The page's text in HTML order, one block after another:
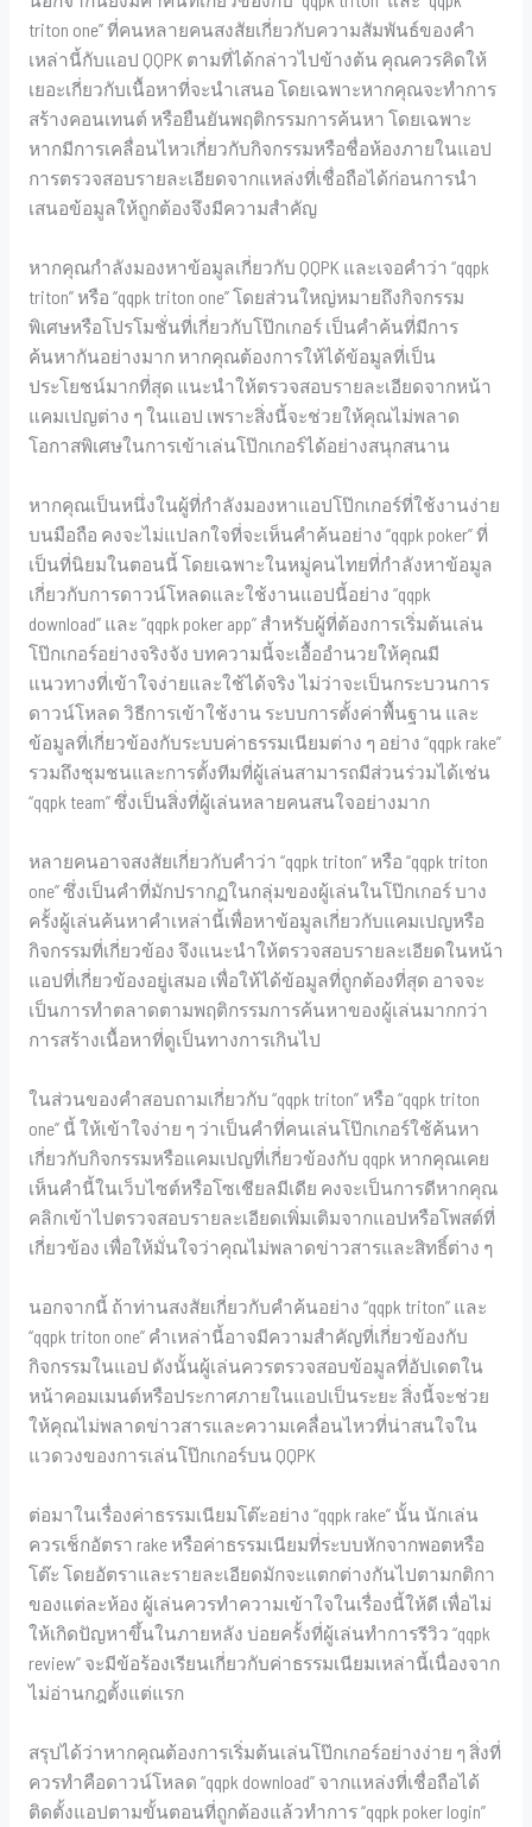
triton one” ที่คนหลายคนสงสัยเกี่ยวกับความสัมพันธ์ของคำ
เหล่านี้กับแอป QQPK ตามที่ได้กล่าวไปข้างต้น คุณควรคิดให้
เยอะเกี่ยวกับเนื้อหาที่จะนำเสนอ โดยเฉพาะหากคุณจะทำการ
สร้างคอนเทนต์ หรือยืนยันพฤติกรรมการค้นหา โดยเฉพาะ
หากมีการเคลื่อนไหวเกี่ยวกับกิจกรรมหรือชื่อห้องภายในแอป
การตรวจสอบรายละเอียดจากแหล่งที่เชื่อถือได้ก่อนการนำ
เสนอข้อมูลให้ถูกต้องจึงมีความสำคัญ
หากคุณกำลังมองหาข้อมูลเกี่ยวกับ QQPK และเจอคำว่า “qqpk
triton” หรือ “qqpk triton one” โดยส่วนใหญ่หมายถึงกิจกรรม
พิเศษหรือโปรโมชั่นที่เกี่ยวกับโป๊กเกอร์ เป็นคำค้นที่มีการ
ค้นหากันอย่างมาก หากคุณต้องการให้ได้ข้อมูลที่เป็น
ประโยชน์มากที่สุด แนะนำให้ตรวจสอบรายละเอียดจากหน้า
แคมเปญต่าง ๆ ในแอป เพราะสิ่งนี้จะช่วยให้คุณไม่พลาด
โอกาสพิเศษในการเข้าเล่นโป๊กเกอร์ได้อย่างสนุกสนาน
หากคุณเป็นหนึ่งในผู้ที่กำลังมองหาแอปโป๊กเกอร์ที่ใช้งานง่าย
บนมือถือ คงจะไม่แปลกใจที่จะเห็นคำค้นอย่าง “qqpk poker” ที่
เป็นที่นิยมในตอนนี้ โดยเฉพาะในหมู่คนไทยที่กำลังหาข้อมูล
เกี่ยวกับการดาวน์โหลดและใช้งานแอปนี้อย่าง “qqpk
download” และ “qqpk poker app” สำหรับผู้ที่ต้องการเริ่มต้นเล่น
โป๊กเกอร์อย่างจริงจัง บทความนี้จะเอื้ออำนวยให้คุณมี
แนวทางที่เข้าใจง่ายและใช้ได้จริง ไม่ว่าจะเป็นกระบวนการ
ดาวน์โหลด วิธีการเข้าใช้งาน ระบบการตั้งค่าพื้นฐาน และ
ข้อมูลที่เกี่ยวข้องกับระบบค่าธรรมเนียมต่าง ๆ อย่าง “qqpk rake”
รวมถึงชุมชนและการตั้งทีมที่ผู้เล่นสามารถมีส่วนร่วมได้เช่น
“qqpk team” ซึ่งเป็นสิ่งที่ผู้เล่นหลายคนสนใจอย่างมาก
หลายคนอาจสงสัยเกี่ยวกับคำว่า “qqpk triton” หรือ “qqpk triton
one” ซึ่งเป็นคำที่มักปรากฏในกลุ่มของผู้เล่นในโป๊กเกอร์ บาง
ครั้งผู้เล่นค้นหาคำเหล่านี้เพื่อหาข้อมูลเกี่ยวกับแคมเปญหรือ
กิจกรรมที่เกี่ยวข้อง จึงแนะนำให้ตรวจสอบรายละเอียดในหน้า
แอปที่เกี่ยวข้องอยู่เสมอ เพื่อให้ได้ข้อมูลที่ถูกต้องที่สุด อาจจะ
เป็นการทำตลาดตามพฤติกรรมการค้นหาของผู้เล่นมากกว่า
การสร้างเนื้อหาที่ดูเป็นทางการเกินไป
ในส่วนของคำสอบถามเกี่ยวกับ “qqpk triton” หรือ “qqpk triton
one” นี้ ให้เข้าใจง่าย ๆ ว่าเป็นคำที่คนเล่นโป๊กเกอร์ใช้ค้นหา
เกี่ยวกับกิจกรรมหรือแคมเปญที่เกี่ยวข้องกับ qqpk หากคุณเคย
เห็นคำนี้ในเว็บไซต์หรือโซเชียลมีเดีย คงจะเป็นการดีหากคุณ
คลิกเข้าไปตรวจสอบรายละเอียดเพิ่มเติมจากแอปหรือโพสต์ที่
เกี่ยวข้อง เพื่อให้มั่นใจว่าคุณไม่พลาดข่าวสารและสิทธิ์ต่าง ๆ
นอกจากนี้ ถ้าท่านสงสัยเกี่ยวกับคำค้นอย่าง “qqpk triton” และ
“qqpk triton one” คำเหล่านี้อาจมีความสำคัญที่เกี่ยวข้องกับ
กิจกรรมในแอป ดังนั้นผู้เล่นควรตรวจสอบข้อมูลที่อัปเดตใน
หน้าคอมเมนต์หรือประกาศภายในแอปเป็นระยะ สิ่งนี้จะช่วย
ให้คุณไม่พลาดข่าวสารและความเคลื่อนไหวที่น่าสนใจใน
แวดวงของการเล่นโป๊กเกอร์บน QQPK
ต่อมาในเรื่องค่าธรรมเนียมโต๊ะอย่าง “qqpk rake” นั้น นักเล่น
ควรเช็กอัตรา rake หรือค่าธรรมเนียมที่ระบบหักจากพอตหรือ
โต๊ะ โดยอัตราและรายละเอียดมักจะแตกต่างกันไปตามกติกา
ของแต่ละห้อง ผู้เล่นควรทำความเข้าใจในเรื่องนี้ให้ดี เพื่อไม่
ให้เกิดปัญหาขึ้นในภายหลัง บ่อยครั้งที่ผู้เล่นทำการรีวิว “qqpk
review” จะมีข้อร้องเรียนเกี่ยวกับค่าธรรมเนียมเหล่านี้เนื่องจาก
ไม่อ่านกฎตั้งแต่แรก
สรุปได้ว่าหากคุณต้องการเริ่มต้นเล่นโป๊กเกอร์อย่างง่าย ๆ สิ่งที่
ควรทำคือดาวน์โหลด “qqpk download” จากแหล่งที่เชื่อถือได้
ติดตั้งแอปตามขั้นตอนที่ถูกต้องแล้วทำการ “qqpk poker login”